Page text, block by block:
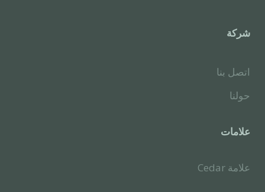
شركة
اتصل بنا
حولنا
علامات
علامة Cedar